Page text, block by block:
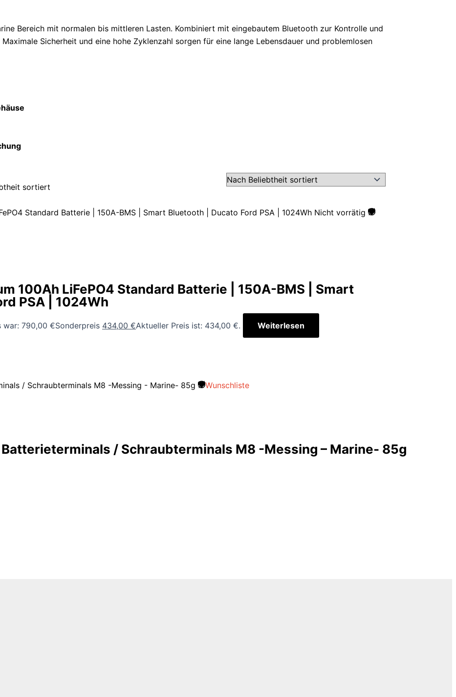
Bereich mit normalen bis mittleren Lasten. Kombiniert mit eingebautem Bluetooth zur Kontrolle und
Sicherheit und eine hohe Zyklenzahl sorgen für eine lange Lebensdauer und problemlosen
sortiert
Nicht vorrätig
100Ah LiFePO4 Standard Batterie | 150A-BMS | Smart
PSA | 1024Wh
war: 790,00 €Sonderpreis 434,00 €Aktueller Preis ist: 434,00 €. Weiterlesen
Wunschliste
/ Schraubterminals M8 -Messing – Marine- 85g